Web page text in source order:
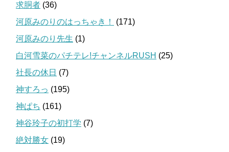
求胴者 (36)
河原みのりのはっちゃき！
(171)
河原みのり先生 (1)
白河雪菜のパチテレ!チャンネルRUSH (25)
社長の休日 (7)
神すろっ (195)
神ぱち (161)
神谷玲子の初打学 (7)
絶対勝女 (19)